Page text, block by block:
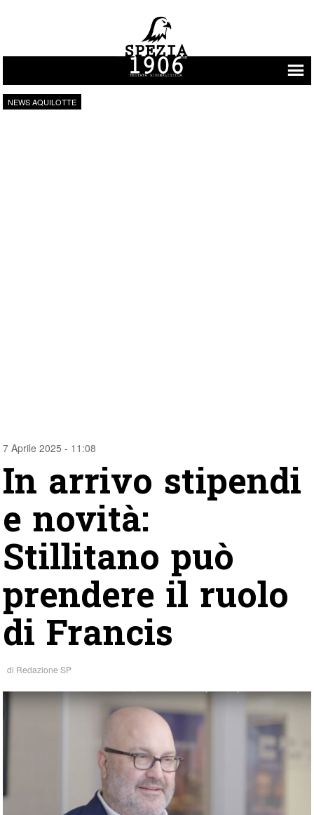
Vai al contenuto
NEWS AQUILOTTE
7 Aprile 2025 - 11:08
In arrivo stipendi
e novità:
Stillitano può
prendere il ruolo
di Francis
di Redazione SP